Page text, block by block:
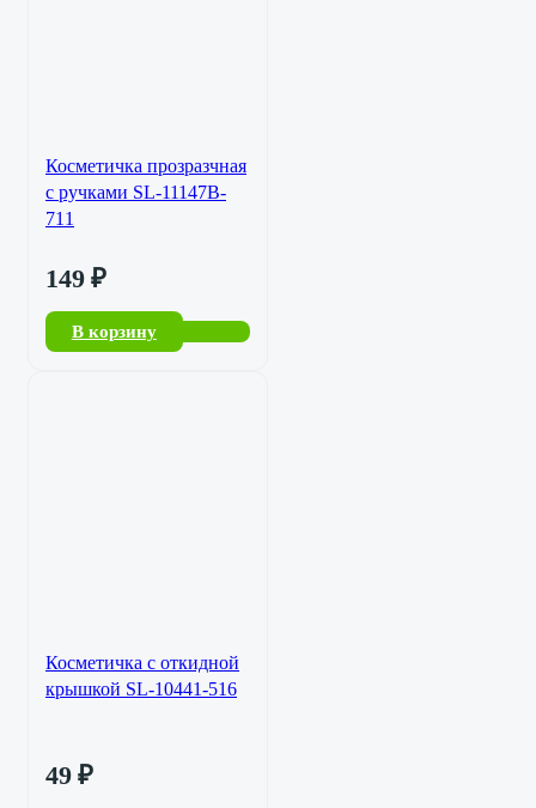
Косметичка прозразчная
с ручками SL-11147B-
711
149 ₽
В корзину
Косметичка с откидной
крышкой SL-10441-516
49 ₽